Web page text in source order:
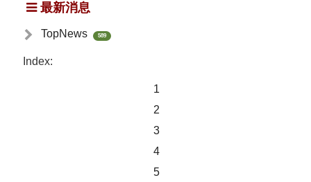
最新消息
TopNews 589
Index:
1
2
3
4
5